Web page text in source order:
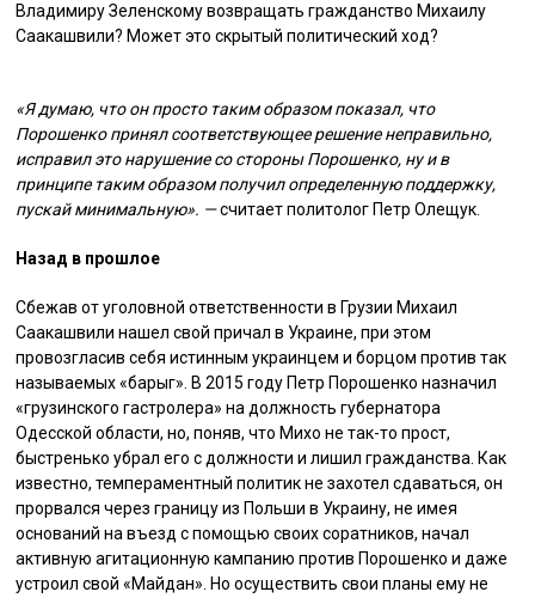
Владимиру Зеленскому возвращать гражданство Михаилу
Саакашвили? Может это скрытый политический ход?
«Я думаю, что он просто таким образом показал, что
Порошенко принял соответствующее решение неправильно,
исправил это нарушение со стороны Порошенко, ну и в
принципе таким образом получил определенную поддержку,
пускай минимальную». —считает политолог Петр Олещук.
Назад в прошлое
Сбежав от уголовной ответственности в Грузии Михаил
Саакашвили нашел свой причал в Украине, при этом
провозгласив себя истинным украинцем и борцом против так
называемых «барыг». В 2015 году Петр Порошенко назначил
«грузинского гастролера» на должность губернатора
Одесской области, но, поняв, что Михо не так-то прост,
быстренько убрал его с должности и лишил гражданства. Как
известно, темпераментный политик не захотел сдаваться, он
прорвался через границу из Польши в Украину, не имея
оснований на въезд с помощью своих соратников, начал
активную агитационную кампанию против Порошенко и даже
устроил свой «Майдан». Но осуществить свои планы ему не